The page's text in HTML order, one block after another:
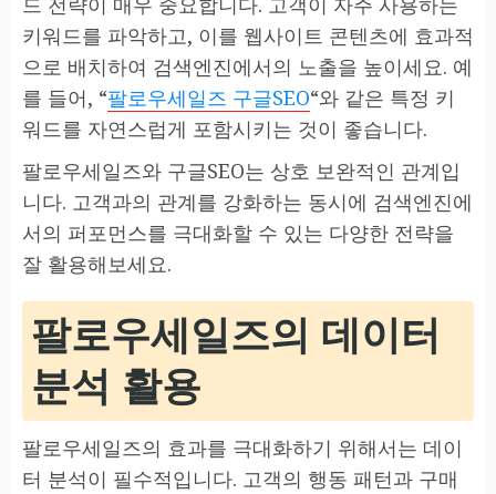
키워드를 파악하고, 이를 웹사이트 콘텐츠에 효과적
으로 배치하여 검색엔진에서의 노출을 높이세요. 예
를 들어, “팔로우세일즈 구글SEO“와 같은 특정 키
워드를 자연스럽게 포함시키는 것이 좋습니다.
팔로우세일즈와 구글SEO는 상호 보완적인 관계입
니다. 고객과의 관계를 강화하는 동시에 검색엔진에
서의 퍼포먼스를 극대화할 수 있는 다양한 전략을
잘 활용해보세요.
팔로우세일즈의 데이터
분석 활용
팔로우세일즈의 효과를 극대화하기 위해서는 데이
터 분석이 필수적입니다. 고객의 행동 패턴과 구매